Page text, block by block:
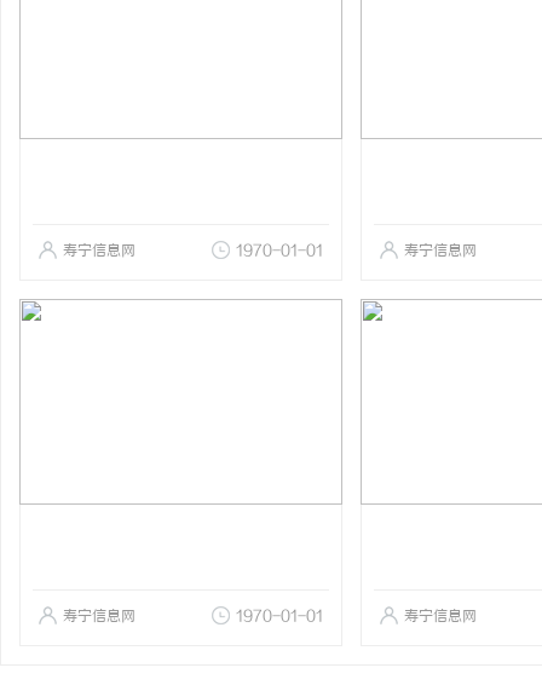
寿宁信息网 1970-01-01 寿宁信息网
寿宁信息网 1970-01-01 寿宁信息网